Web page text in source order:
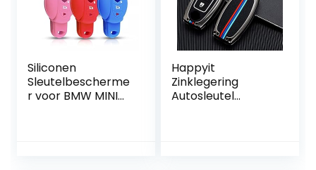
Siliconen
Sleutelbescherme
r voor BMW MINI
Happyit
Zinklegering
Autosleutel